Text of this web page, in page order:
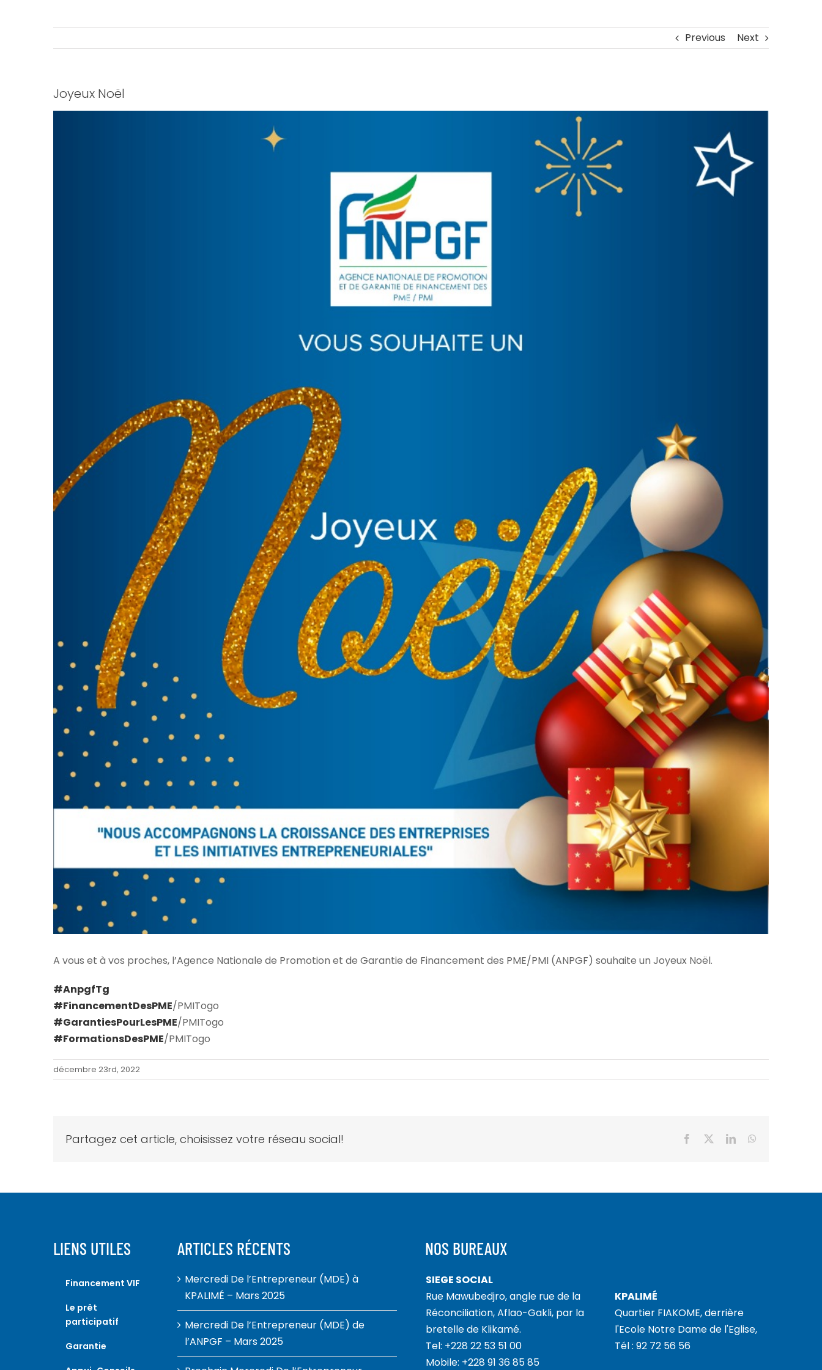
Previous Next
Joyeux Noël
A vous et à vos proches, l’Agence Nationale de Promotion et de Garantie de Financement des PME/PMI (ANPGF) souhaite un Joyeux Noël.
#AnpgfTg
#FinancementDesPME/PMITogo
#GarantiesPourLesPME/PMITogo
#FormationsDesPME/PMITogo
décembre 23rd, 2022
Partagez cet article, choisissez votre réseau social! Facebook LinkedIn
LIENS UTILES
Financement VIF
Le prêt
participatif
Garantie
ARTICLES RÉCENTS
Mercredi De l’Entrepreneur (MDE) à
KPALIMÉ – Mars 2025
Mercredi De l’Entrepreneur (MDE) de
l’ANPGF – Mars 2025
NOS BUREAUX
SIEGE SOCIAL
Rue Mawubedjro, angle rue de la
Réconciliation, Aflao-Gakli, par la
bretelle de Klikamé.
Tel: +228 22 53 51 00
Mobile: +228 91 36 85 85
KPALIMÉ
Quartier FIAKOME, derrière
l'Ecole Notre Dame de l'Eglise,
Tél : 92 72 56 56